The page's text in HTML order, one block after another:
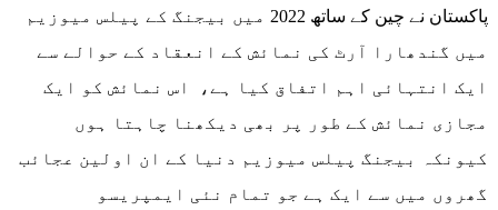
پاکستان نے چین کے ساتھ 2022 میں بیجنگ کے پیلس میوزیم
میں گندھارا آرٹ کی نمائش کے انعقاد کے حوالے سے
ایک انتہائی اہم اتفاق کیا ہے، اس نمائش کو ایک
مجازی نمائش کے طور پر بھی دیکھنا چاہتا ہوں
کیونکہ بیجنگ پیلس میوزیم دنیا کے ان اولین عجائب
گھروں میں سے ایک ہے جو تمام نئی ایمپریسو